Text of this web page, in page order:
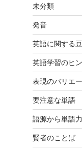
未分類
発音
英語に関する
英語学習のヒ
表現のバリエ
要注意な単語
語源から単語
賢者のことば